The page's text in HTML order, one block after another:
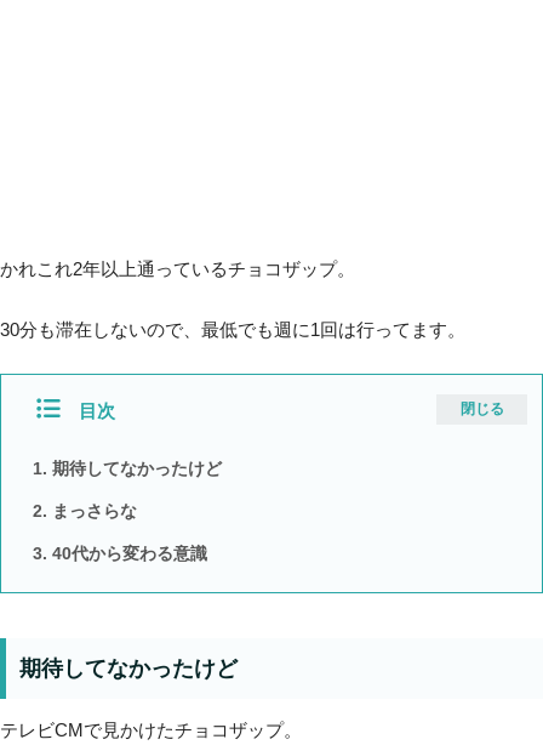
かれこれ2年以上通っているチョコザップ。
30分も滞在しないので、最低でも週に1回は行ってます。
目次 閉じる
期待してなかったけど
まっさらな
40代から変わる意識
期待してなかったけど
テレビCMで見かけたチョコザップ。